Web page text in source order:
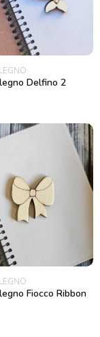
Delfino 2
Fiocco Ribbon